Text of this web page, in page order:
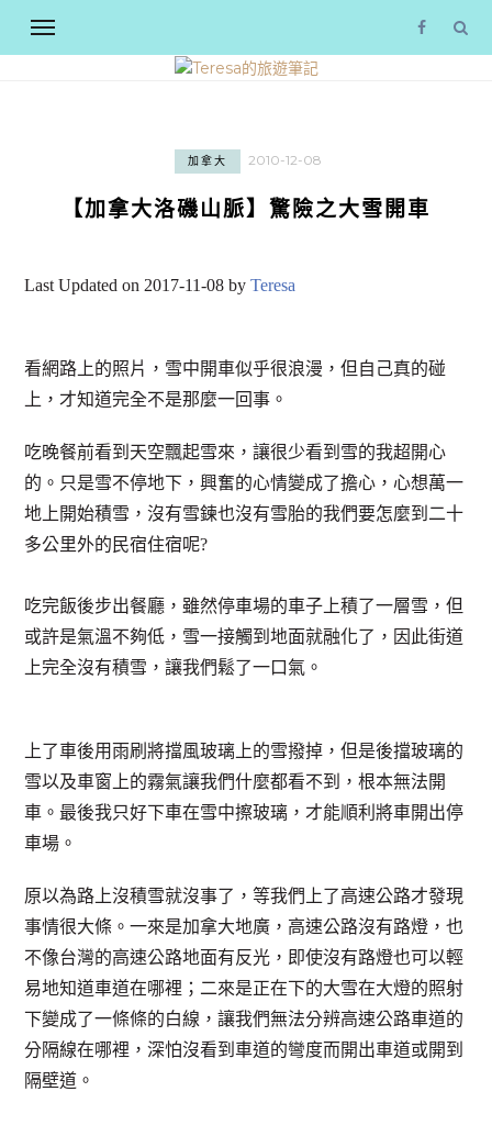
加拿大 2010-12-08
【加拿大洛磯山脈】驚險之大雪開車
Last Updated on 2017-11-08 byTeresa
看網路上的照片，雪中開車似乎很浪漫，但自己真的碰
上，才知道完全不是那麼一回事。
吃晚餐前看到天空飄起雪來，讓很少看到雪的我超開心
的。只是雪不停地下，興奮的心情變成了擔心，心想萬一
地上開始積雪，沒有雪鍊也沒有雪胎的我們要怎麼到二十
多公里外的民宿住宿呢?
吃完飯後步出餐廳，雖然停車場的車子上積了一層雪，但
或許是氣溫不夠低，雪一接觸到地面就融化了，因此街道
上完全沒有積雪，讓我們鬆了一口氣。
上了車後用雨刷將擋風玻璃上的雪撥掉，但是後擋玻璃的
雪以及車窗上的霧氣讓我們什麼都看不到，根本無法開
車。最後我只好下車在雪中擦玻璃，才能順利將車開出停
車場。
原以為路上沒積雪就沒事了，等我們上了高速公路才發現
事情很大條。一來是加拿大地廣，高速公路沒有路燈，也
不像台灣的高速公路地面有反光，即使沒有路燈也可以輕
易地知道車道在哪裡；二來是正在下的大雪在大燈的照射
下變成了一條條的白線，讓我們無法分辨高速公路車道的
分隔線在哪裡，深怕沒看到車道的彎度而開出車道或開到
隔壁道。